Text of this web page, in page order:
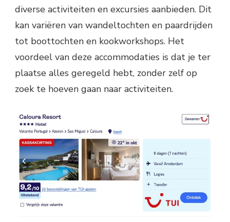
diverse activiteiten en excursies aanbieden. Dit
kan variëren van wandeltochten en paardrijden
tot boottochten en kookworkshops. Het
voordeel van deze accommodaties is dat je ter
plaatse alles geregeld hebt, zonder zelf op
zoek te hoeven gaan naar activiteiten.